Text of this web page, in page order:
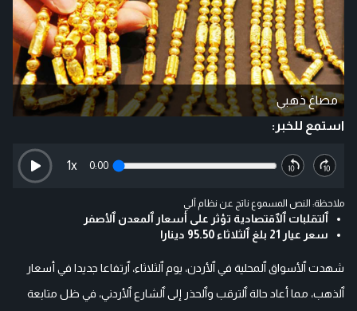
مصاغ ذهبي
استمع للخبر:
0:00
1x
ملاحظة: النص المسموع ناتج عن نظام آلي
ٱلتقلبات ٱلٱقتصادية تؤثر على أسعار ٱلمعدن ٱلأصفر
سعر عيار 21 بلغ ٱلثلاثاء 95.50 دينارا
شهدت ٱلأسواق ٱلمحلية في ٱلأردن، يوم ٱلثلاثاء، ٱرتفاعا جديدا في أسعار
ٱلذهب، مما أعاد حالة ٱلترقب وٱلحذر إلى ٱلشارع ٱلأردني، في ظل متابعة